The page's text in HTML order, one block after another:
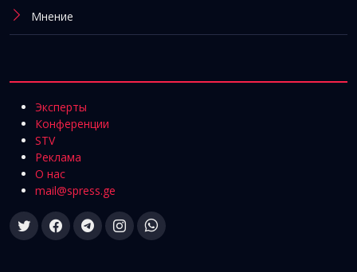
Мнение
Эксперты
Конференции
STV
Реклама
О нас
mail@spress.ge